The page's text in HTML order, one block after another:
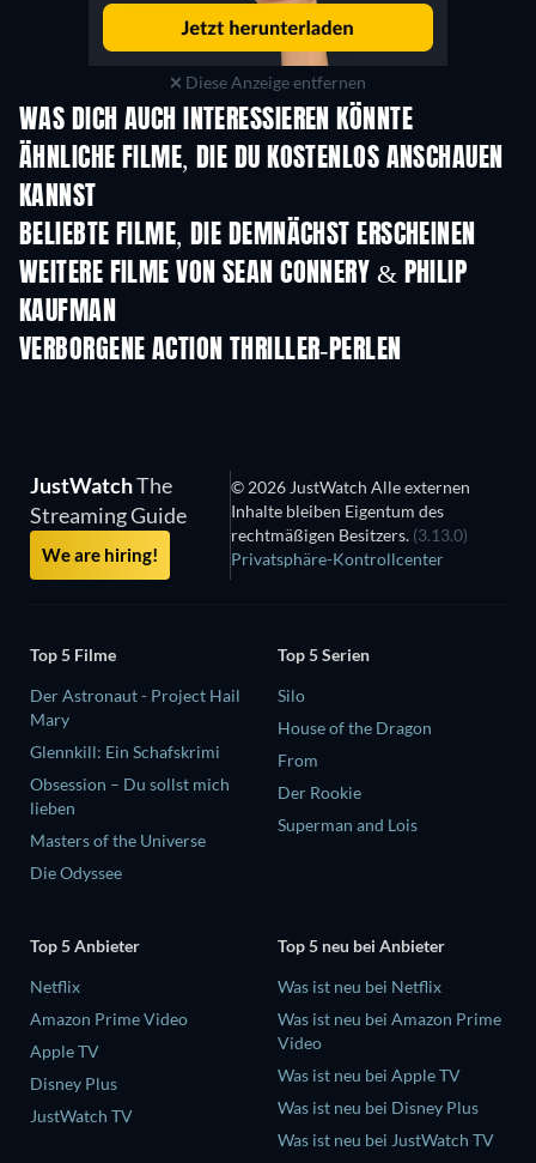
Diese Anzeige entfernen
WAS DICH AUCH INTERESSIEREN KÖNNTE
ÄHNLICHE FILME, DIE DU KOSTENLOS ANSCHAUEN
KANNST
BELIEBTE FILME, DIE DEMNÄCHST ERSCHEINEN
WEITERE FILME VON SEAN CONNERY & PHILIP
KAUFMAN
VERBORGENE ACTION THRILLER-PERLEN
JustWatchThe
Streaming Guide
We are hiring!
© 2026 JustWatch Alle externen
Inhalte bleiben Eigentum des
rechtmäßigen Besitzers. (3.13.0)
Privatsphäre-Kontrollcenter
Top 5 Filme
Der Astronaut - Project Hail
Mary
Glennkill: Ein Schafskrimi
Obsession – Du sollst mich
lieben
Masters of the Universe
Die Odyssee
Top 5 Serien
Silo
House of the Dragon
From
Der Rookie
Superman and Lois
Top 5 Anbieter
Netflix
Amazon Prime Video
Apple TV
Disney Plus
JustWatch TV
Top 5 neu bei Anbieter
Was ist neu bei Netflix
Was ist neu bei Amazon Prime
Video
Was ist neu bei Apple TV
Was ist neu bei Disney Plus
Was ist neu bei JustWatch TV